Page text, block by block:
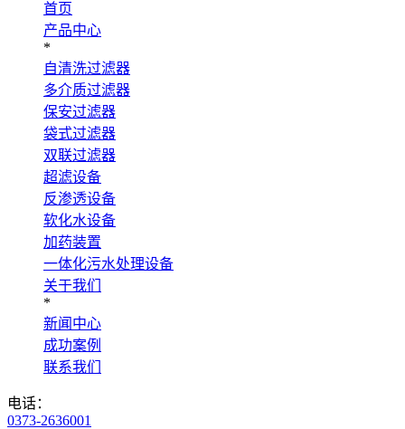
首页
产品中心
*
自清洗过滤器
多介质过滤器
保安过滤器
袋式过滤器
双联过滤器
超滤设备
反渗透设备
软化水设备
加药装置
一体化污水处理设备
关于我们
*
新闻中心
成功案例
联系我们
电话：
0373-2636001